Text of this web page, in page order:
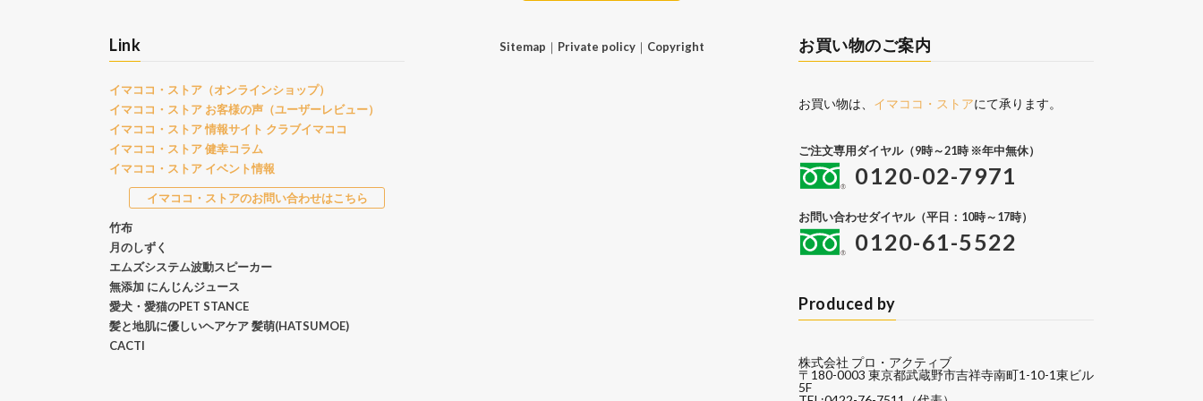
Link
イマココ・ストア（オンラインショップ）
イマココ・ストア お客様の声（ユーザーレビュー）
イマココ・ストア 情報サイト クラブイマココ
イマココ・ストア 健幸コラム
イマココ・ストア イベント情報
イマココ・ストアのお問い合わせはこちら
竹布
月のしずく
エムズシステム波動スピーカー
無添加 にんじんジュース
愛犬・愛猫のPET STANCE
髪と地肌に優しいヘアケア 髪萌(HATSUMOE)
CACTI
Sitemap ｜ Private policy｜ Copyright お買い物のご案内
お買い物は、 イマココ・ストアにて承ります。
ご注文専用ダイヤル（9時～21時 ※年中無休）
0120-02-7971
お問い合わせダイヤル（平日：10時～17時）
0120-61-5522
Produced by
株式会社 プロ・アクティブ
〒180-0003 東京都武蔵野市吉祥寺南町1-10-1東ビル
5F